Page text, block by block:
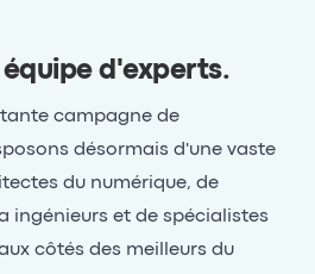
d'experts.
campagne de
désormais d'une vaste
du numérique, de
ingénieurs et de spécialistes
côtés des meilleurs du